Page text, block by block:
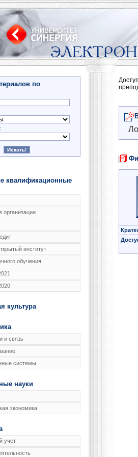
по
квалификационные
организации
институт
обучения
культура
и связь
системы
науки
экономика
учет